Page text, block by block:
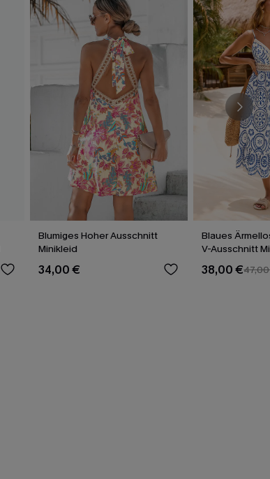
Blumiges Hoher Ausschnitt
Minikleid
34,00 €
Blaues
V-Ausschnitt
38,00 €